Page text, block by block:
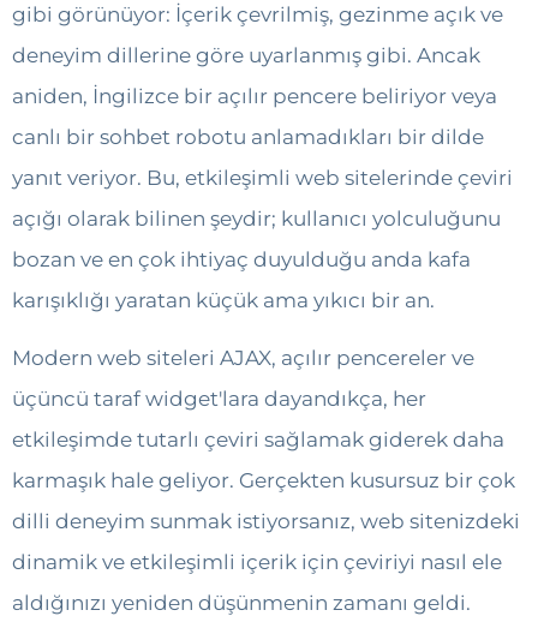
gibi görünüyor: İçerik çevrilmiş, gezinme açık ve
deneyim dillerine göre uyarlanmış gibi. Ancak
aniden, İngilizce bir açılır pencere beliriyor veya
canlı bir sohbet robotu anlamadıkları bir dilde
yanıt veriyor. Bu, etkileşimli web sitelerinde çeviri
açığı olarak bilinen şeydir; kullanıcı yolculuğunu
bozan ve en çok ihtiyaç duyulduğu anda kafa
karışıklığı yaratan küçük ama yıkıcı bir an.
Modern web siteleri AJAX, açılır pencereler ve
üçüncü taraf widget'lara dayandıkça, her
etkileşimde tutarlı çeviri sağlamak giderek daha
karmaşık hale geliyor. Gerçekten kusursuz bir çok
dilli deneyim sunmak istiyorsanız, web sitenizdeki
dinamik ve etkileşimli içerik için çeviriyi nasıl ele
aldığınızı yeniden düşünmenin zamanı geldi.